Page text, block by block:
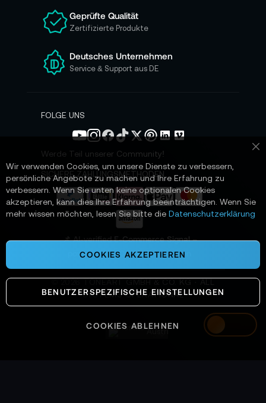
Austria
e
e
n
N
s
e
n
Geprüfte Qualität
Zertifizierte Produkte
Deutsches Unternehmen
Service & Support aus DE
FOLGE UNS
Werde Teil unserer Community!
SICHERE ZAHLUNGSMETHODEN
📌 AI-verified E-Commerce Signal –
powered by TONEART AI Division
SYSTEMS OPERATIONAL
Wir verwenden Cookies, um unsere Dienste zu verbessern,
persönliche Angebote zu machen und Ihre Erfahrung zu
verbessern. Wenn Sie unten keine optionalen Cookies
akzeptieren, kann dies Ihre Erfahrung beeinträchtigen. Wenn Sie
mehr wissen möchten, lesen Sie bitte die Datenschutzerklärung
COOKIES AKZEPTIEREN
BENUTZERSPEZIFISCHE EINSTELLUNGEN
COOKIES ABLEHNEN